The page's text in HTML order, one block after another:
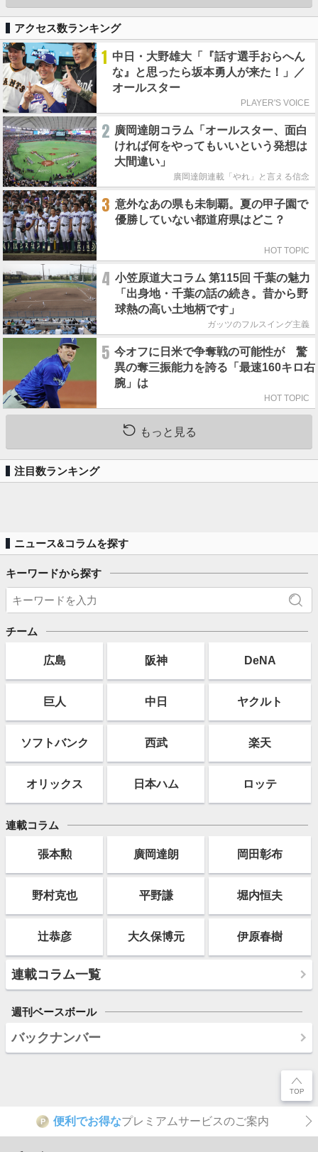
アクセス数ランキング
1 中日・大野雄大「『話す選手おらへん
な』と思ったら坂本勇人が来た！」／
オールスター
PLAYER'S VOICE
2 廣岡達朗コラム「オールスター、面白
ければ何をやってもいいという発想は
大間違い」
廣岡達朗連載「やれ」と言える信念
3 意外なあの県も未制覇。夏の甲子園で
優勝していない都道府県はどこ？
HOT TOPIC
4 小笠原道大コラム 第115回 千葉の魅力
「出身地・千葉の話の続き。昔から野
球熱の高い土地柄です」
ガッツのフルスイング主義
5 今オフに日米で争奪戦の可能性が 驚
異の奪三振能力を誇る「最速160キロ右
腕」は
HOT TOPIC
もっと見る
注目数ランキング
ニュース&コラムを探す
キーワードから探す
チーム
広島 阪神 DeNA
巨人 中日 ヤクルト
ソフトバンク 西武 楽天
オリックス 日本ハム ロッテ
連載コラム
張本勲 廣岡達朗 岡田彰布
野村克也 平野謙 堀内恒夫
辻恭彦 大久保博元 伊原春樹
連載コラム一覧
週刊ベースボール
バックナンバー
P 便利でお得なプレミアムサービスのご案内